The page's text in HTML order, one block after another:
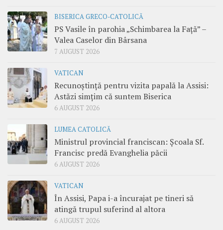
BISERICA GRECO-CATOLICĂ
PS Vasile în parohia „Schimbarea la Față” –
Valea Caselor din Bârsana
7 AUGUST 2026
VATICAN
Recunoștință pentru vizita papală la Assisi:
Astăzi simțim că suntem Biserica
6 AUGUST 2026
LUMEA CATOLICĂ
Ministrul provincial franciscan: Școala Sf.
Francisc predă Evanghelia păcii
6 AUGUST 2026
VATICAN
În Assisi, Papa i-a încurajat pe tineri să
atingă trupul suferind al altora
6 AUGUST 2026